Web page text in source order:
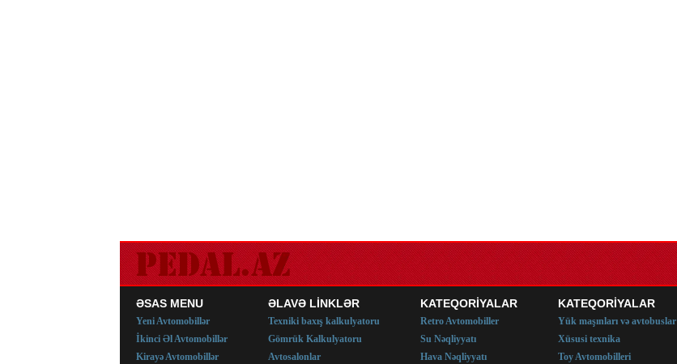
ƏSAS MENU
Yeni Avtomobillər
İkinci Əl Avtomobillər
Kirayə Avtomobillər
ƏLAVƏ LİNKLƏR
Texniki baxış kalkulyatoru
Gömrük Kalkulyatoru
Avtosalonlar
KATEQORİYALAR
Retro Avtomobiller
Su Nəqliyyatı
Hava Nəqliyyatı
KATEQORİYALAR
Yük maşınları və avtobuslar
Xüsusi texnika
Toy Avtomobilleri